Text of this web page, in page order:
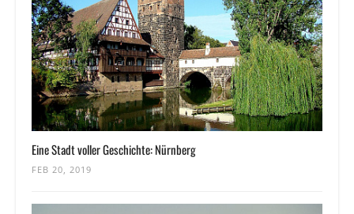
Eine Stadt voller Geschichte: Nürnberg
FEB 20, 2019